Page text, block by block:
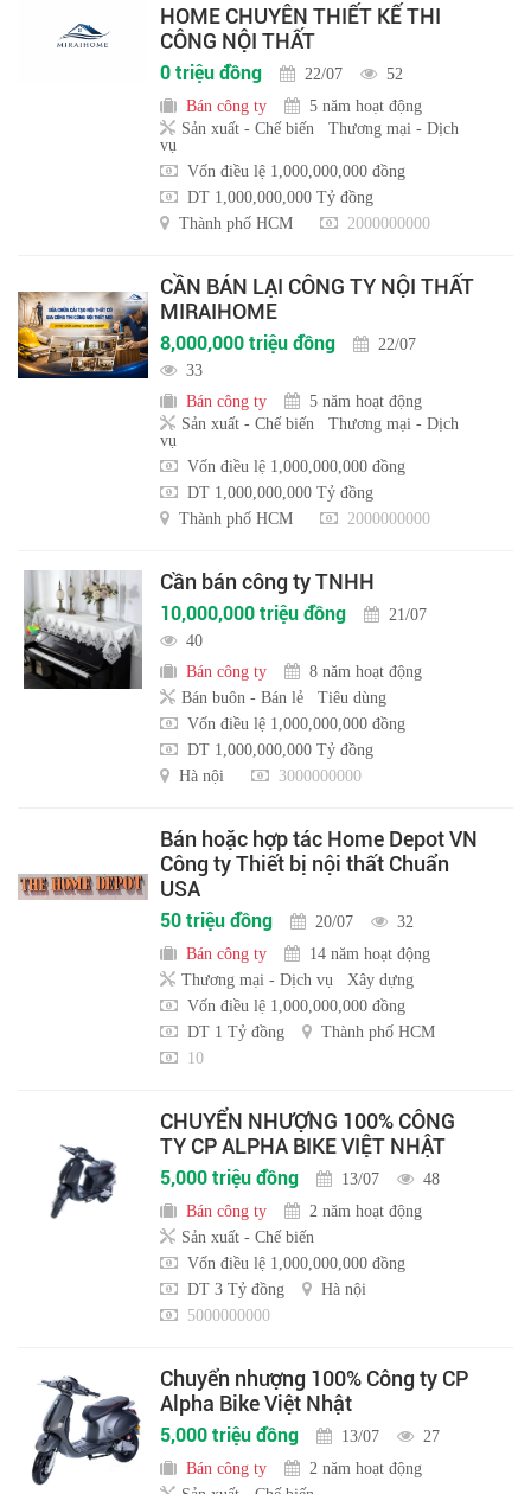
HOME CHUYÊN THIẾT KẾ THI
CÔNG NỘI THẤT
0 triệu đồng 22/07
52
Bán công ty
5 năm hoạt động
Sản xuất - Chế biến
Thương mại - Dịch
vụ
Vốn điều lệ 1,000,000,000 đồng
DT 1,000,000,000 Tỷ đồng
Thành phố HCM
2000000000
CẦN BÁN LẠI CÔNG TY NỘI THẤT
MIRAIHOME
8,000,000 triệu đồng
22/07
33
Bán công ty
5 năm hoạt động
Sản xuất - Chế biến
Thương mại - Dịch
vụ
Vốn điều lệ 1,000,000,000 đồng
DT 1,000,000,000 Tỷ đồng
Thành phố HCM
2000000000
Cần bán công ty TNHH
10,000,000 triệu đồng
21/07
40
Bán công ty
8 năm hoạt động
Bán buôn - Bán lẻ
Tiêu dùng
Vốn điều lệ 1,000,000,000 đồng
DT 1,000,000,000 Tỷ đồng
Hà nội
3000000000
Bán hoặc hợp tác Home Depot VN
Công ty Thiết bị nội thất Chuẩn
USA
50 triệu đồng 20/07
32
Bán công ty
14 năm hoạt động
Thương mại - Dịch vụ
Xây dựng
Vốn điều lệ 1,000,000,000 đồng
DT 1 Tỷ đồng
Thành phố HCM
10
CHUYỂN NHƯỢNG 100% CÔNG
TY CP ALPHA BIKE VIỆT NHẬT
5,000 triệu đồng 13/07
48
Bán công ty
2 năm hoạt động
Sản xuất - Chế biến
Vốn điều lệ 1,000,000,000 đồng
DT 3 Tỷ đồng
Hà nội
5000000000
Chuyển nhượng 100% Công ty CP
Alpha Bike Việt Nhật
5,000 triệu đồng 13/07
27
Bán công ty
2 năm hoạt động